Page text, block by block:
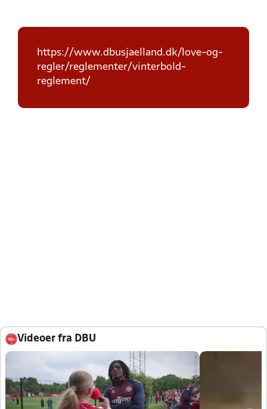
https://www.dbusjaelland.dk/love-og-
regler/reglementer/vinterbold-
reglement/
Videoer fra DBU